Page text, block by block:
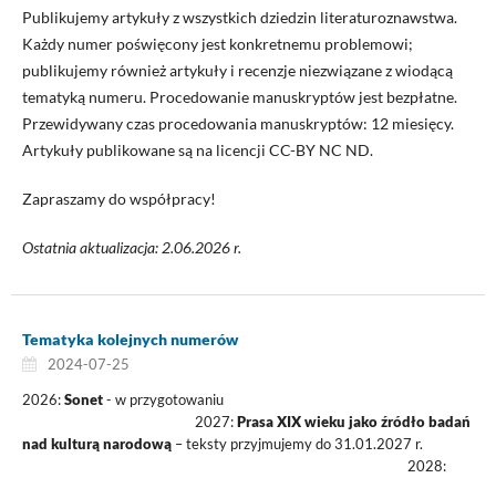
Publikujemy artykuły z wszystkich dziedzin literaturoznawstwa.
Każdy numer poświęcony jest konkretnemu problemowi;
publikujemy również artykuły i recenzje niezwiązane z wiodącą
tematyką numeru. Procedowanie manuskryptów jest bezpłatne.
Przewidywany czas procedowania manuskryptów: 12 miesięcy.
Artykuły publikowane są na licencji CC-BY NC ND.
Zapraszamy do współpracy!
Ostatnia aktualizacja: 2.06.2026 r.
Tematyka kolejnych numerów
2024-07-25
2026:Sonet- w przygotowaniu
2027:Prasa XIX wieku jako źródło badań
nad kulturą narodową– teksty przyjmujemy do 31.01.2027 r.
2028: